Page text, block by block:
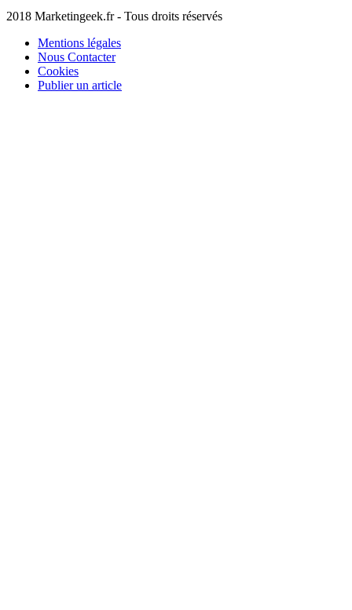
2018 Marketingeek.fr - Tous droits réservés
Mentions légales
Nous Contacter
Cookies
Publier un article